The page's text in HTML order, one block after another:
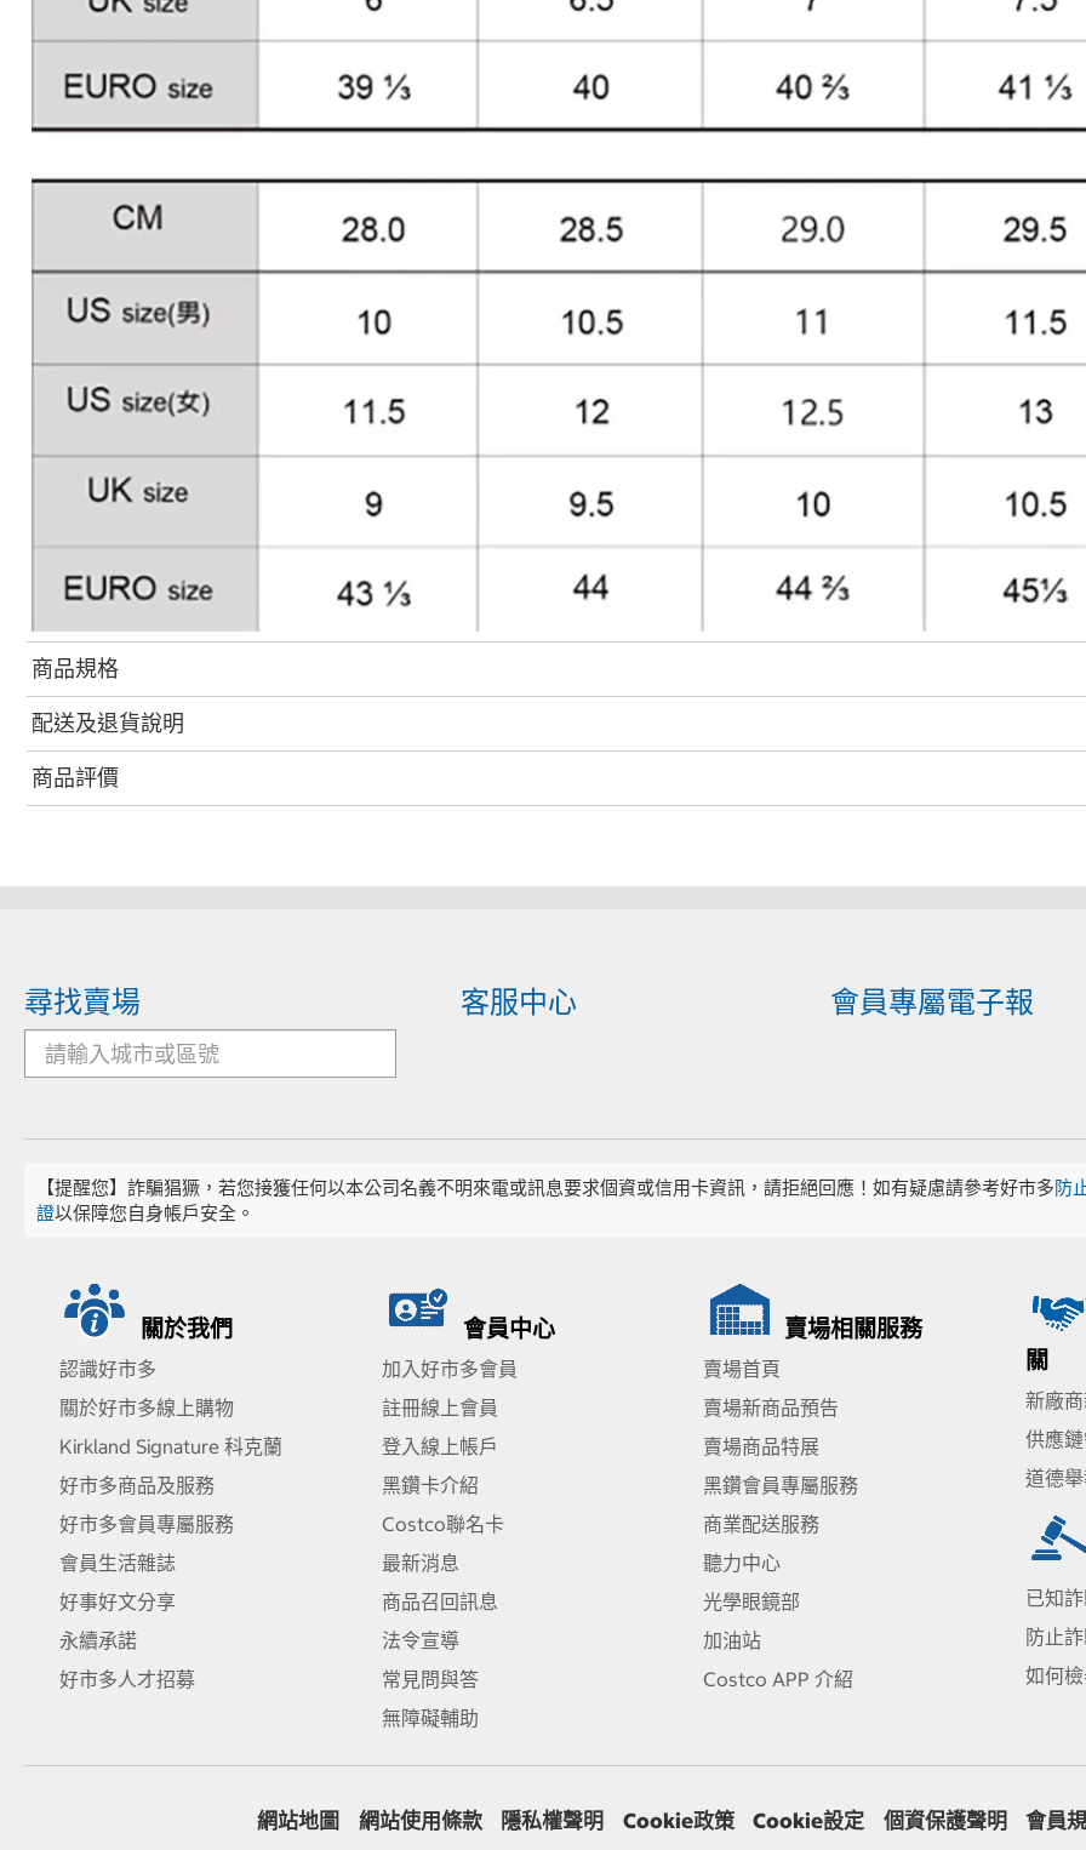
商品規格
配送及退貨說明
商品評價
尋找賣場 客服中心 會員專屬電子報
【提醒您】詐騙猖獗，若您接獲任何以本公司名義不明來電或訊息要求個資或信用卡資訊，請拒絕回應！如有疑慮請參考好市多防
證以保障您自身帳戶安全。
關於我們
認識好市多
關於好市多線上購物
Kirkland Signature 科克蘭
好市多商品及服務
好市多會員專屬服務
會員生活雜誌
好事好文分享
永續承諾
好市多人才招募
會員中心
加入好市多會員
註冊線上會員
登入線上帳戶
黑鑽卡介紹
Costco聯名卡
最新消息
商品召回訊息
法令宣導
常見問與答
無障礙輔助
賣場相關服務
賣場首頁
賣場新商品預告
賣場商品特展
黑鑽會員專屬服務
商業配送服務
聽力中心
光學眼鏡部
加油站
Costco APP 介紹
關
新廠
供應
道德
已知
防止
如何
網站地圖 網站使用條款 隱私權聲明 Cookie政策 Cookie設定 個資保護聲明 會員